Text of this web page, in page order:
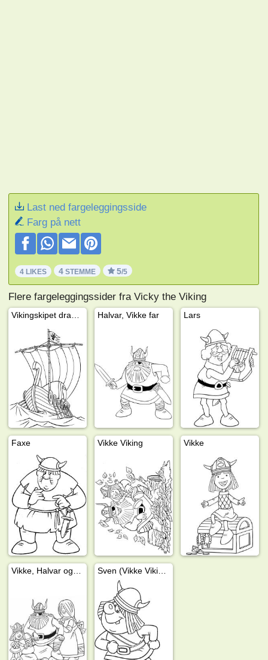
Last ned fargeleggingsside
Farg på nett
4 LIKES 4 STEMME 5/5
Flere fargeleggingssider fra Vicky the Viking
Halvar, Vikke far Lars
Faxe Vikke Viking Vikke